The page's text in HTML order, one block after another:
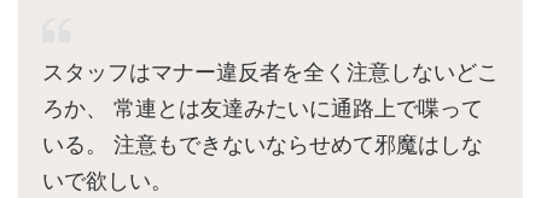
スタッフはマナー違反者を全く注意しないどこ
ろか、 常連とは友達みたいに通路上で喋って
いる。 注意もできないならせめて邪魔はしな
いで欲しい。